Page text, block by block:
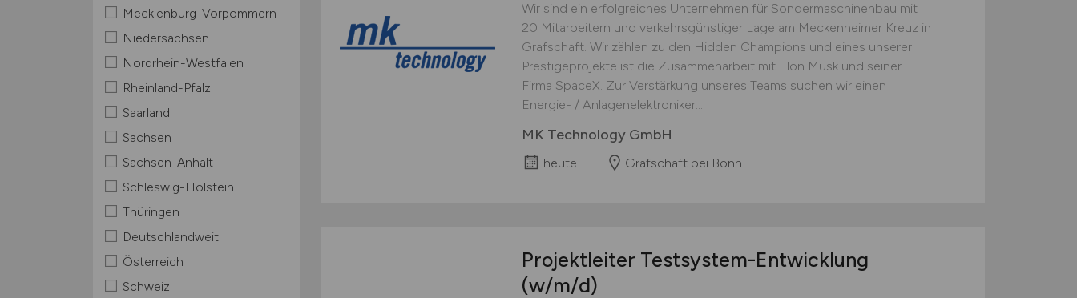
Mecklenburg-Vorpommern
Niedersachsen
Nordrhein-Westfalen
Rheinland-Pfalz
Saarland
Sachsen
Sachsen-Anhalt
Schleswig-Holstein
Thüringen
Deutschlandweit
Österreich
Schweiz
Wir sind ein erfolgreiches Unternehmen für Sondermaschinenbau mit
20 Mitarbeitern und verkehrsgünstiger Lage am Meckenheimer Kreuz in
Grafschaft. Wir zählen zu den Hidden Champions und eines unserer
Prestigeprojekte ist die Zusammenarbeit mit Elon Musk und seiner
Firma SpaceX. Zur Verstärkung unseres Teams suchen wir einen
Energie- / Anlagenelektroniker...
MK Technology GmbH
heute Grafschaft bei Bonn
Projektleiter Testsystem-Entwicklung
(w/m/d)